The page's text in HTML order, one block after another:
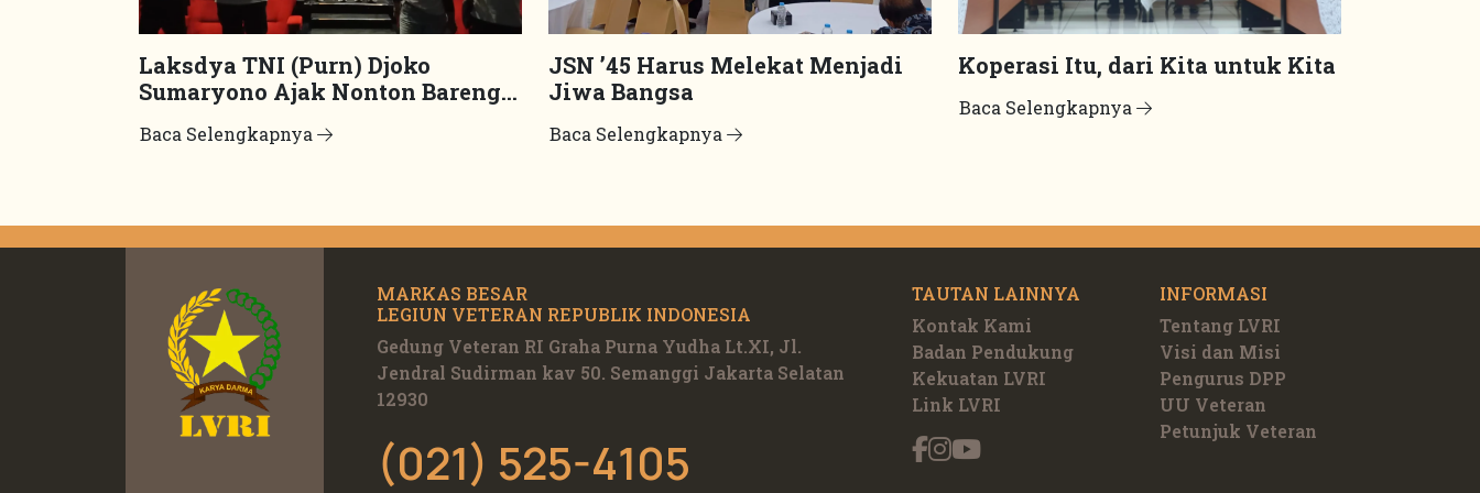
Laksdya TNI (Purn) Djoko
Sumaryono Ajak Nonton Bareng
Baca Selengkapnya
JSN ’45 Harus Melekat Menjadi
Jiwa Bangsa
Baca Selengkapnya
Koperasi Itu, dari Kita untuk Kita
Baca Selengkapnya
MARKAS BESAR
LEGIUN VETERAN REPUBLIK INDONESIA
Gedung Veteran RI Graha Purna Yudha Lt.XI, Jl.
Jendral Sudirman kav 50. Semanggi Jakarta Selatan
12930
(021) 525-4105
TAUTAN LAINNYA
Kontak Kami
Badan Pendukung
Kekuatan LVRI
Link LVRI
INFORMASI
Tentang LVRI
Visi dan Misi
Pengurus DPP
UU Veteran
Petunjuk Veteran